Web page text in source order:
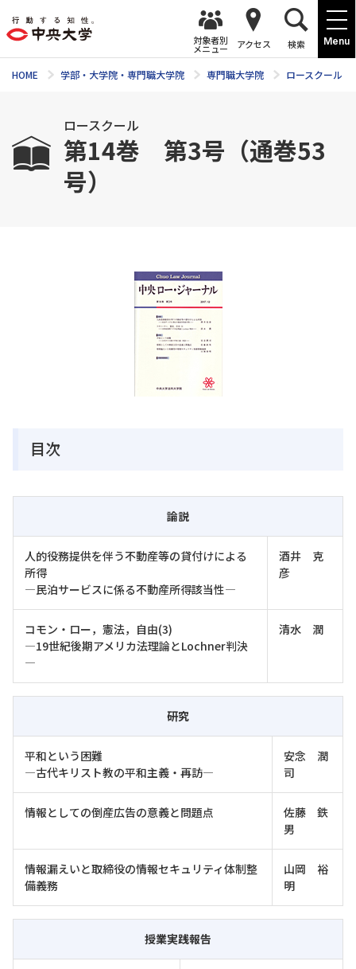
Menu
対象者別
メニュー アクセス 検索
HOME 学部・大学院・専門職大学院 専門職大学院 ロースクール
ロースクール
第14巻 第3号（通巻53
号）
目次
論説
人的役務提供を伴う不動産等の貸付けによる
所得
―民泊サービスに係る不動産所得該当性―
酒井 克
彦
コモン・ロー，憲法，自由(3)
―19世紀後期アメリカ法理論とLochner判決
―
清水 潤
研究
平和という困難
―古代キリスト教の平和主義・再訪―
安念 潤
司
情報としての倒産広告の意義と問題点
佐藤 鉄
男
情報漏えいと取締役の情報セキュリティ体制整
備義務
山岡 裕
明
授業実践報告